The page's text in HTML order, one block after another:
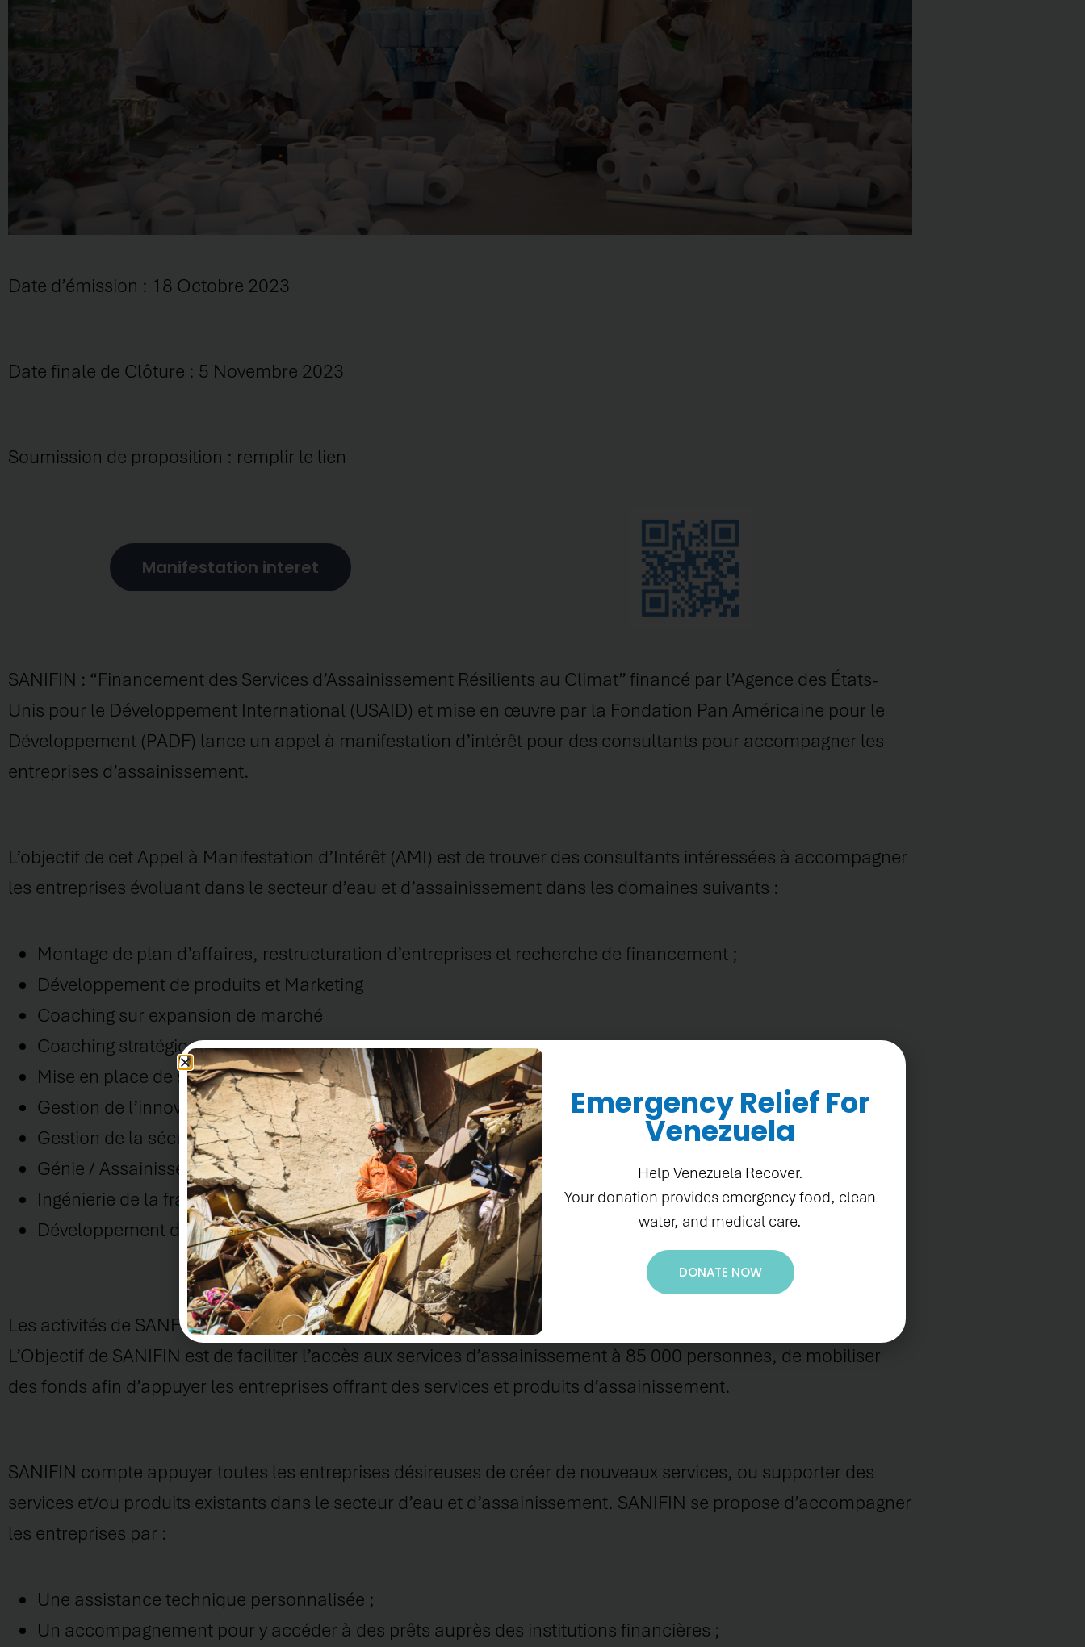
Date d’émission : 18 Octobre 2023
Date finale de Clôture : 5 Novembre 2023
Soumission de proposition : remplir le lien
Manifestation interet
SANIFIN : “Financement des Services d’Assainissement Résilients au Climat” financé par l’Agence des États-
Unis pour le Développement International (USAID) et mise en œuvre par la Fondation Pan Américaine pour le
Développement (PADF) lance un appel à manifestation d’intérêt pour des consultants pour accompagner les
entreprises d’assainissement.
L’objectif de cet Appel à Manifestation d’Intérêt (AMI) est de trouver des consultants intéressées à accompagner
les entreprises évoluant dans le secteur d’eau et d’assainissement dans les domaines suivants :
Montage de plan d’affaires, restructuration d’entreprises et recherche de financement ;
Développement de produits et Marketing
Coaching sur expansion de marché
Coaching stratégique
Mise en place de système de services à la clientèle
Gestion de l’innovation
Gestion de la sécurité et des conditions de travail
Génie / Assainissement
Ingénierie de la franchise
Développement de produits mixtes
Les activités de SANFIN couvrent le grand Nord, le Grand Sud et une partie du département de l’Ouest.
L’Objectif de SANIFIN est de faciliter l’accès aux services d’assainissement à 85 000 personnes, de mobiliser
des fonds afin d’appuyer les entreprises offrant des services et produits d’assainissement.
SANIFIN compte appuyer toutes les entreprises désireuses de créer de nouveaux services, ou supporter des
services et/ou produits existants dans le secteur d’eau et d’assainissement. SANIFIN se propose d’accompagner
les entreprises par :
Une assistance technique personnalisée ;
Un accompagnement pour y accéder à des prêts auprès des institutions financières ;
Emergency Relief For
Venezuela
Help Venezuela Recover.
Your donation provides emergency food, clean
water, and medical care.
DONATE NOW